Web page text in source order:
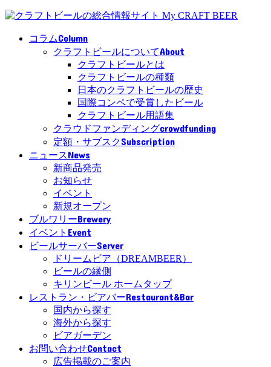
コラムColumn
クラフトビールについてAbout
クラフトビールとは
クラフトビールの種類
日本のクラフトビールの歴史
国際コンペで受賞したビール
クラフトビール用語集
クラウドファンディングcrowdfunding
定額・サブスクSubscription
ニュースNews
新商品発売
お知らせ
イベント
新規オープン
ブルワリーBrewery
イベント Event
ビールサーバーServer
ドリームビア（DREAMBEER）
ビールの縁側
キリンビール ホームタップ
レストラン・ビアバーRestaurant&Bar
国内から探す
海外から探す
ビアガーデン
お問い合わせContact
広告掲載のご案内